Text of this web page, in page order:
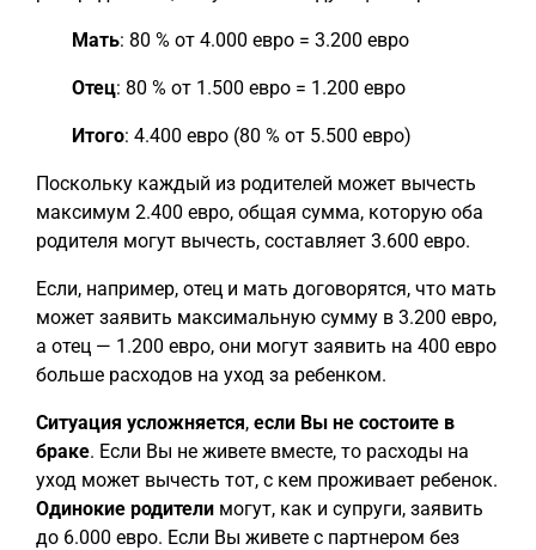
Мать: 80 % от 4.000 евро = 3.200 евро
Отец: 80 % от 1.500 евро = 1.200 евро
Итого: 4.400 евро (80 % от 5.500 евро)
Поскольку каждый из родителей может вычесть
максимум 2.400 евро, общая сумма, которую оба
родителя могут вычесть, составляет 3.600 евро.
Если, например, отец и мать договорятся, что мать
может заявить максимальную сумму в 3.200 евро,
а отец — 1.200 евро, они могут заявить на 400 евро
больше расходов на уход за ребенком.
Ситуация усложняется, если Вы не состоите в
браке. Если Вы не живете вместе, то расходы на
уход может вычесть тот, с кем проживает ребенок.
Одинокие родители могут, как и супруги, заявить
до 6.000 евро. Если Вы живете с партнером без